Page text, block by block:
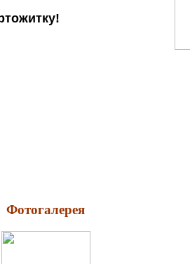
Фотогалерея